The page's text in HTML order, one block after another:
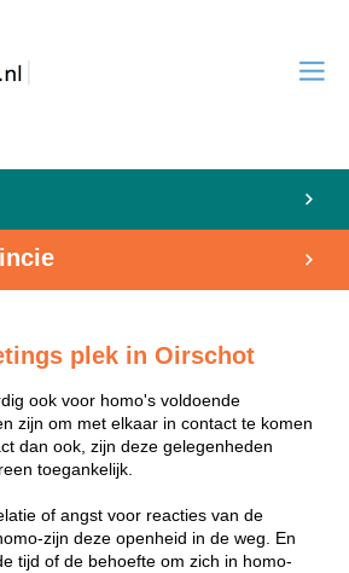
plek in Oirschot
ook voor homo's voldoende
zijn om met elkaar in contact te komen
dan ook, zijn deze gelegenheden
toegankelijk.
of angst voor reacties van de
zijn deze openheid in de weg. En
tijd of de behoefte om zich in homo-